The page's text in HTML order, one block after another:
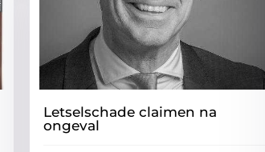
Letselschade claimen na
ongeval